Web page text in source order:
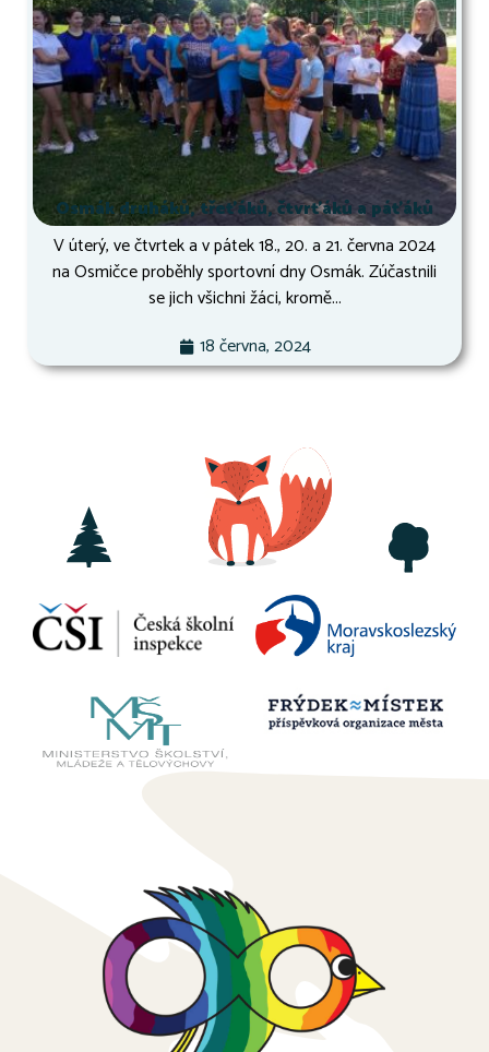
Osmák druháků, třeťáků, čtvrťáků a páťáků
V úterý, ve čtvrtek a v pátek 18., 20. a 21. června 2024
na Osmičce proběhly sportovní dny Osmák. Zúčastnili
se jich všichni žáci, kromě...
18 června, 2024